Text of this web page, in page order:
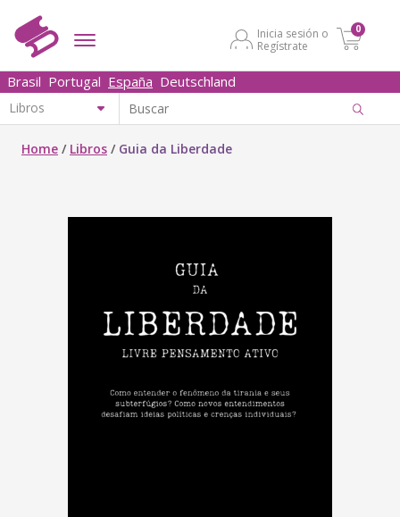
Inicia sesión o
Regístrate
0
Brasil Portugal España Deutschland
Home / Libros / Guia da Liberdade